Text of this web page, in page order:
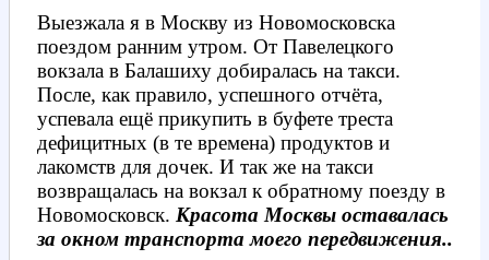
Выезжала я в Москву из Новомосковска
поездом ранним утром. От Павелецкого
вокзала в Балашиху добиралась на такси.
После, как правило, успешного отчёта,
успевала ещё прикупить в буфете треста
дефицитных (в те времена) продуктов и
лакомств для дочек. И так же на такси
возвращалась на вокзал к обратному поезду в
Новомосковск. Красота Москвы оставалась
за окном транспорта моего передвижения..